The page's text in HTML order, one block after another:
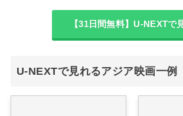
【31日間無料】U-NEXTで
U-NEXTで見れるアジア映画一例